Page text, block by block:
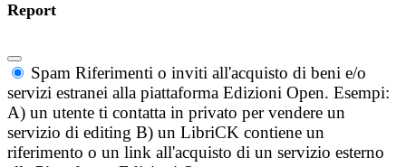
Report
Spam Riferimenti o inviti all'acquisto di beni e/o
servizi estranei alla piattaforma Edizioni Open. Esempi:
A) un utente ti contatta in privato per vendere un
servizio di editing B) un LibriCK contiene un
riferimento o un link all'acquisto di un servizio esterno